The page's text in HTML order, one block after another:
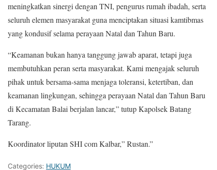
meningkatkan sinergi dengan TNI, pengurus rumah ibadah, serta
seluruh elemen masyarakat guna menciptakan situasi kamtibmas
yang kondusif selama perayaan Natal dan Tahun Baru.
“Keamanan bukan hanya tanggung jawab aparat, tetapi juga
membutuhkan peran serta masyarakat. Kami mengajak seluruh
pihak untuk bersama-sama menjaga toleransi, ketertiban, dan
keamanan lingkungan, sehingga perayaan Natal dan Tahun Baru
di Kecamatan Balai berjalan lancar,” tutup Kapolsek Batang
Tarang.
Koordinator liputan SHI com Kalbar,” Rustan.”
Categories: HUKUM